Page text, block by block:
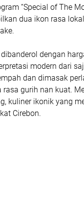
“Special of The
dua ikon rasa
dengan
modern dari
dan dimasak
rasa gurih nan kuat.
kuliner ikonik yang
Cirebon.